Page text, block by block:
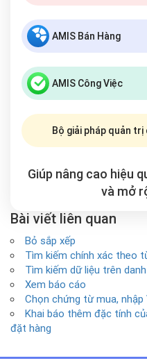
AMIS Bán Hàng
AMIS Công Việc
Bộ giải pháp quản
Giúp nâng cao hiệu
và mở
Bài viết liên quan
Bỏ sắp xếp
Tìm kiếm chính xác theo
Tìm kiếm dữ liệu trên
Xem báo cáo
Chọn chứng từ mua, nhập
Khai báo thêm đặc tính
đặt hàng